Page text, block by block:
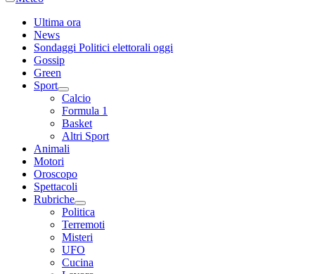
Ultima ora
News
Sondaggi Politici elettorali oggi
Gossip
Green
Sport
Calcio
Formula 1
Basket
Altri Sport
Animali
Motori
Oroscopo
Spettacoli
Rubriche
Politica
Terremoti
Misteri
UFO
Cucina